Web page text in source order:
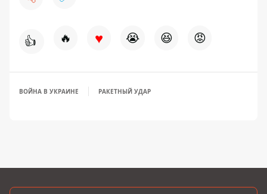
👍 🔥 ♥ 😭 😆 😡
ВОЙНА В УКРАИНЕ РАКЕТНЫЙ УДАР